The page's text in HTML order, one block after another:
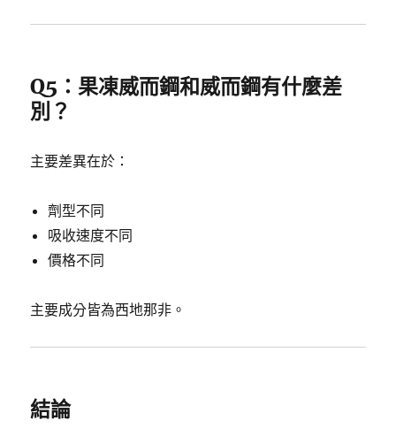
Q5：果凍威而鋼和威而鋼有什麼差
別？
主要差異在於：
劑型不同
吸收速度不同
價格不同
主要成分皆為西地那非。
結論